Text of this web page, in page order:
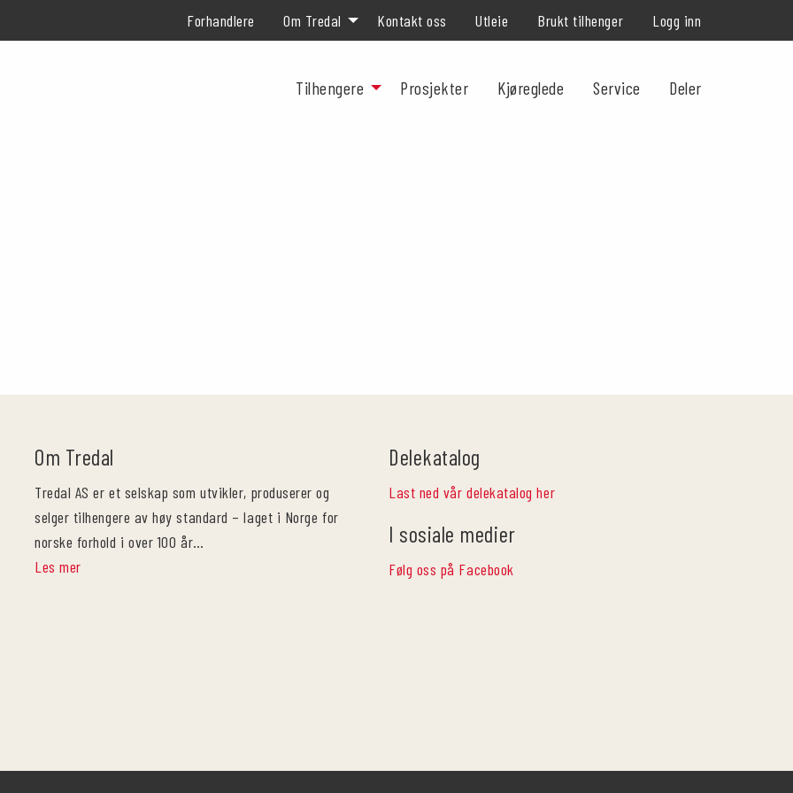
Forhandlere Om Tredal Kontakt oss Utleie Brukt tilhenger Logg inn
Tilhengere Prosjekter Kjøreglede Service Deler
Om Tredal
Tredal AS er et selskap som utvikler, produserer og
selger tilhengere av høy standard – laget i Norge for
norske forhold i over 100 år…
Les mer
Delekatalog
Last ned vår delekatalog her
I sosiale medier
Følg oss på Facebook